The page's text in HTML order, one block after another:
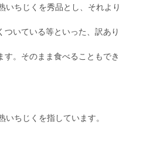
ちじくを秀品とし、それより
いている等といった、訳あり
。そのまま食べることもでき
ちじくを指しています。